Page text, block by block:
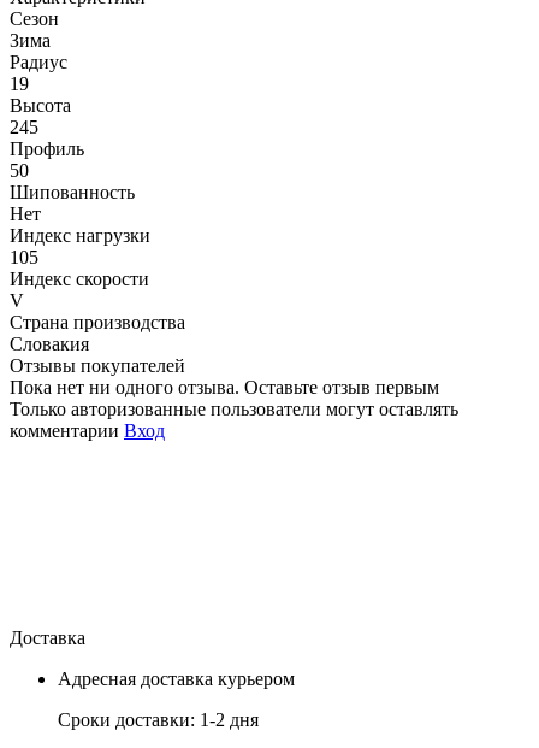
Сезон
Зима
Радиус
19
Высота
245
Профиль
50
Шипованность
Нет
Индекс нагрузки
105
Индекс скорости
V
Страна производства
Словакия
Отзывы покупателей
Пока нет ни одного отзыва. Оставьте отзыв первым
Только авторизованные пользователи могут оставлять
комментарии Вход
Доставка
Адресная доставка курьером
Сроки доставки: 1-2 дня